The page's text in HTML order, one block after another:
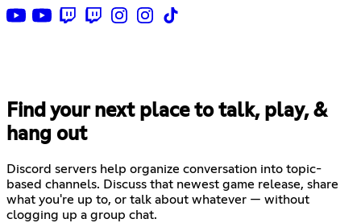
Find your next place to talk, play, &
hang out
Discord servers help organize conversation into topic-
based channels. Discuss that newest game release, share
what you're up to, or talk about whatever — without
clogging up a group chat.